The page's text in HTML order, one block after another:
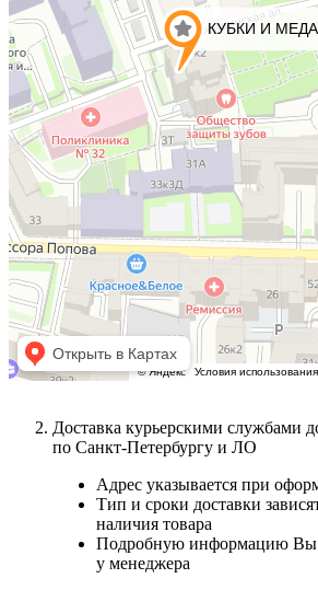
Доставка курьерскими службами
по Санкт-Петербургу и ЛО
Адрес указывается при
Тип и сроки доставки
наличия товара
Подробную информацию Вы
у менеджера